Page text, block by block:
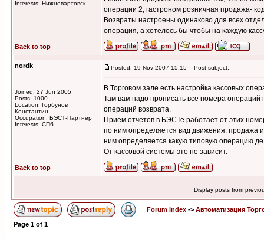
Interests: Нижневартовск
операции 2; гастроном розничная продажа-
Возвраты настроены одинаково для всех
операция, а хотелось бы чтобы на каждую
Back to top
nordk
Joined: 27 Jun 2005
Posts: 1000
Location: Горбунов
Константин
Occupation: БЭСТ-Партнер
Interests: СПб
Posted: 19 Nov 2007 15:15 Post subject:
В Торговом зале есть настройка кассовых
Там вам надо прописать все номера операций
операций возврата.
Прием отчетов в БЭСТе работает от этих
по ним определяется вид движения: продажа
ним определяется какую типовую операцию
От кассовой системы это не зависит.
Back to top
Display posts from
Forum Index -> Автоматизация
Page 1 of 1